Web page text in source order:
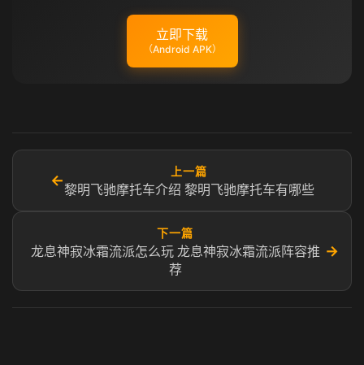
立即下载
（Android APK）
←
上一篇
黎明飞驰摩托车介绍 黎明飞驰摩托车有哪些
下一篇
龙息神寂冰霜流派怎么玩 龙息神寂冰霜流派阵容推
荐
→